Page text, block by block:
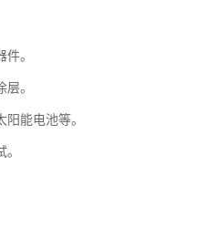
。
。
能电池等。